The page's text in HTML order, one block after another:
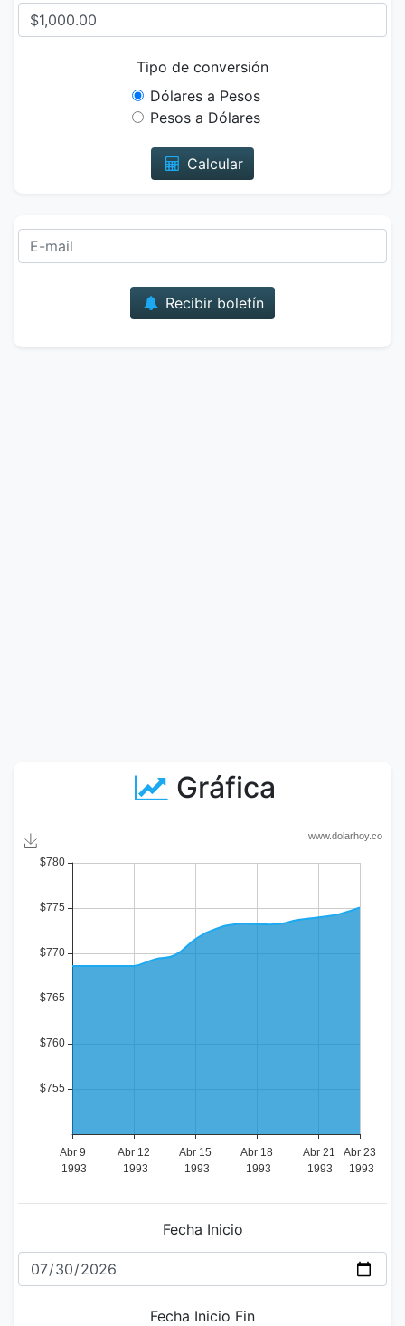
Tipo de conversión
Dólares a Pesos
Pesos a Dólares
Calcular
Recibir boletín
Gráfica
Fecha Inicio
Fecha Inicio Fin